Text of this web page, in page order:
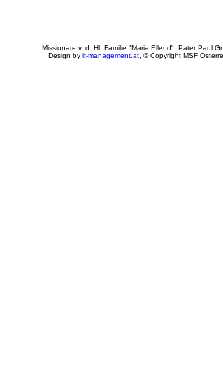
Missionare v. d. Hl. Familie "Maria Ellend", Pater Paul
Design by it-management.at , © Copyright MSF